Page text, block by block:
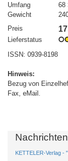
Umfang
68
Gewicht
Preis
Lieferstatus
ISSN: 0939-8198
Hinweis:
Bezug von
Fax, eMail.
KETTELER-Verlag -